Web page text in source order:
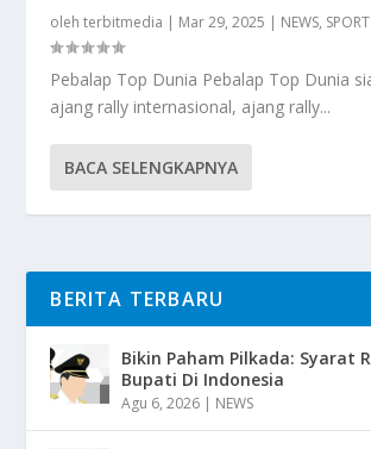
olehterbitmedia | Mar 29, 2025 | NEWS, SPORT
Pebalap Top Dunia Pebalap Top Dunia
ajang rally internasional, ajang rally...
BACA SELENGKAPNYA
BERITA TERBARU
Bikin Paham Pilkada: Syarat
Bupati Di Indonesia
Agu 6, 2026 | NEWS